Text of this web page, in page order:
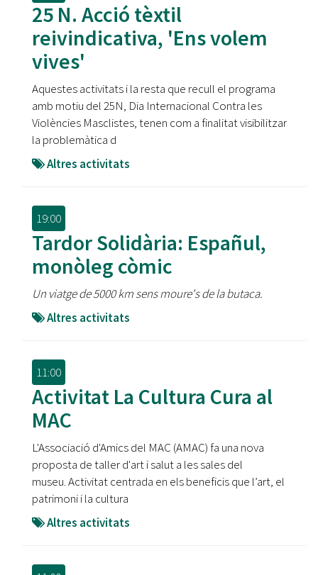
25 N. Acció tèxtil
reivindicativa, 'Ens volem
vives'
Aquestes activitats i la resta que recull el programa
amb motiu del 25N, Dia Internacional Contra les
Violències Masclistes, tenen com a finalitat visibilitzar
la problemàtica d
Altres activitats
19:00
Tardor Solidària: Españul,
monòleg còmic
Un viatge de 5000 km sens moure's de la butaca.
Altres activitats
11:00
Activitat La Cultura Cura al
MAC
L'Associació d'Amics del MAC (AMAC) fa una nova
proposta de taller d'art i salut a les sales del
museu. Activitat centrada en els beneficis que l’art, el
patrimoni i la cultura
Altres activitats